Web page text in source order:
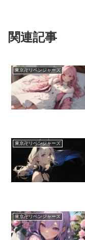
関連記事
東京卍リベンジャーズ
東京卍リベンジャーズ
東京卍リベンジャーズ